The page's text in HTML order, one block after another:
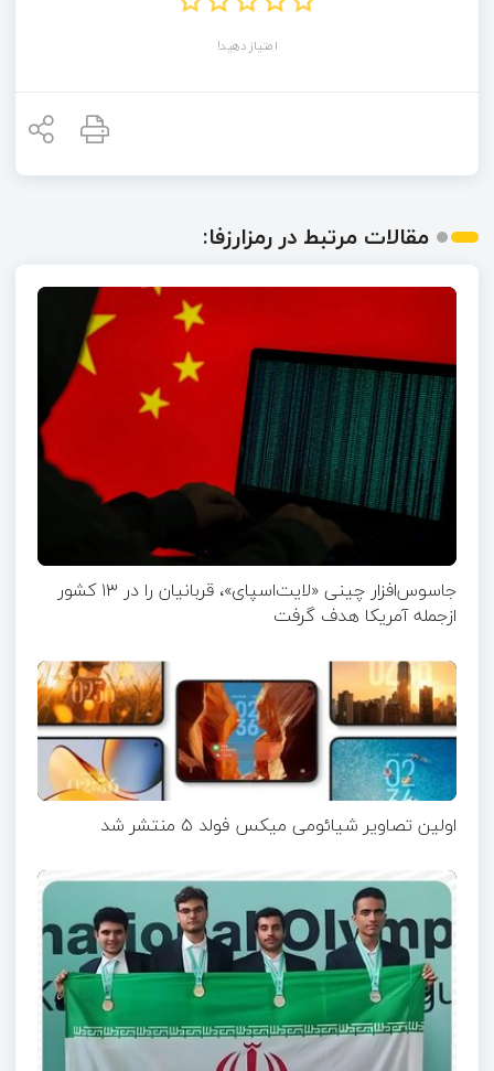
امتیاز دهید!
مقالات مرتبط در رمزارزفا:
جاسوس‌افزار چینی «لایت‌اسپای»، قربانیان را در ۱۳ کشور
ازجمله آمریکا هدف گرفت
اولین تصاویر شیائومی میکس فولد ۵ منتشر شد